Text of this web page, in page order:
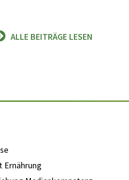
ALLE BEITRÄGE LESEN
Ernährung